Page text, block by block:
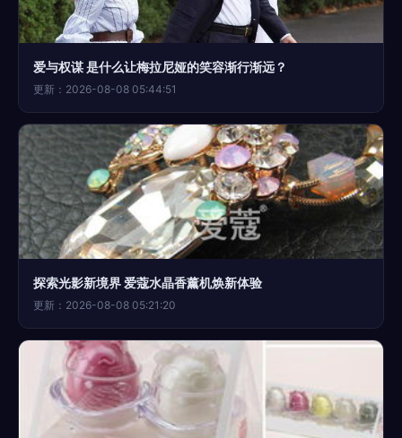
爱与权谋 是什么让梅拉尼娅的笑容渐行渐远？
更新：2026-08-08 05:44:51
探索光影新境界 爱蔻水晶香薰机焕新体验
更新：2026-08-08 05:21:20